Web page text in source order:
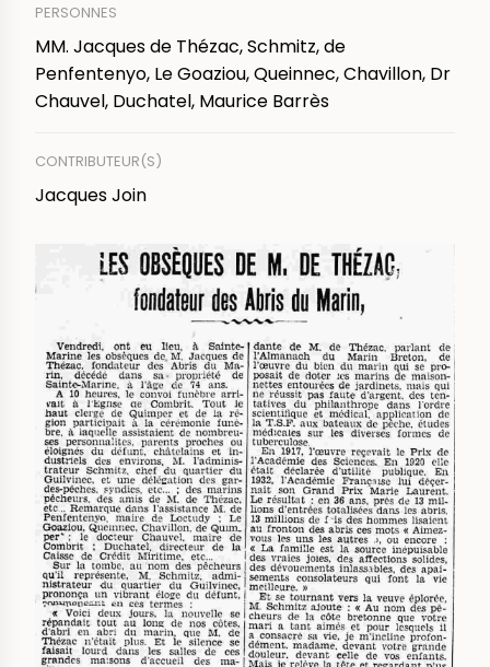
PERSONNES
MM. Jacques de Thézac, Schmitz, de
Penfentenyo, Le Goaziou, Queinnec, Chavillon, Dr
Chauvel, Duchatel, Maurice Barrès
CONTRIBUTEUR(S)
Jacques Join